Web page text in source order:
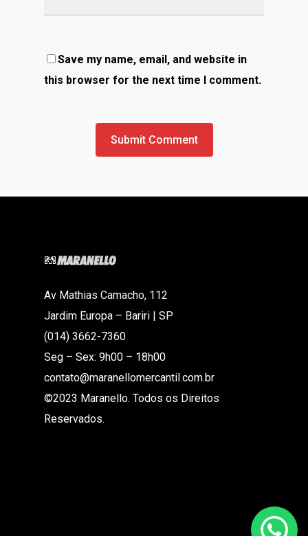
Save my name, email, and website in
this browser for the next time I comment.
Av Mathias Camacho, 112
Jardim Europa – Bariri | SP
(014) 3662-7360
Seg – Sex: 9h00 – 18h00
contato@maranellomercantil.com.br
©2023 Maranello. Todos os Direitos
Reservados.